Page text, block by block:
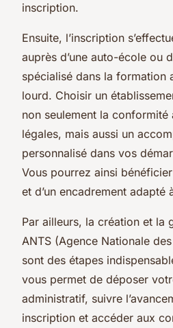
inscription.
Ensuite, l’inscription
auprès d’une auto-école ou
spécialisé dans la formation
lourd. Choisir un
non seulement la conformité
légales, mais aussi un
personnalisé dans vos
Vous pourrez ainsi
et d’un encadrement adapté
Par ailleurs, la création et la
ANTS (Agence Nationale
sont des étapes
vous permet de déposer
administratif, suivre
inscription et accéder aux